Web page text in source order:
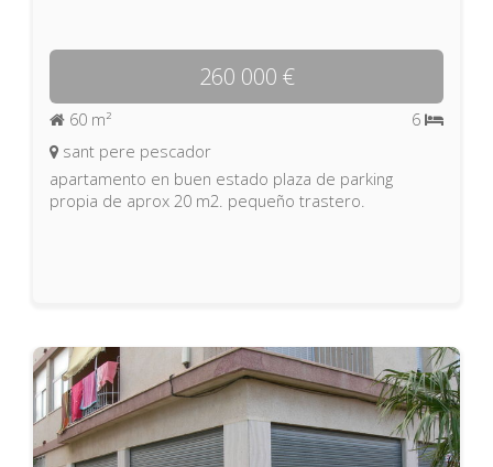
260 000 €
60 m²
6
sant pere pescador
apartamento en buen estado plaza de parking
propia de aprox 20 m2. pequeño trastero.